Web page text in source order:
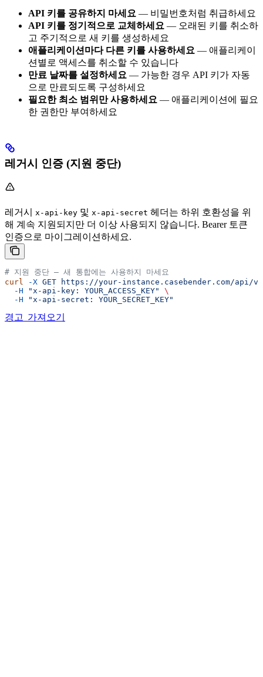
API 키를 공유하지 마세요 — 비밀번호처럼 취급하세요
API 키를 정기적으로 교체하세요 — 오래된 키를 취소하
고 주기적으로 새 키를 생성하세요
애플리케이션마다 다른 키를 사용하세요 — 애플리케이
션별로 액세스를 취소할 수 있습니다
만료 날짜를 설정하세요 — 가능한 경우 API 키가 자동
으로 만료되도록 구성하세요
필요한 최소 범위만 사용하세요 — 애플리케이션에 필요
한 권한만 부여하세요
레거시 인증 (지원 중단)
레거시 x-api-key 및 x-api-secret 헤더는 하위 호환성을 위
해 계속 지원되지만 더 이상 사용되지 않습니다. Bearer 토큰
인증으로 마이그레이션하세요.
# 지원 중단 — 새 통합에는 사용하지 마세요
curl -X GET https://your-instance.casebender.com/api/
  -H
"x-api-key: YOUR_ACCESS_KEY"
\
  -H
"x-api-secret: YOUR_SECRET_KEY"
경고 가져오기